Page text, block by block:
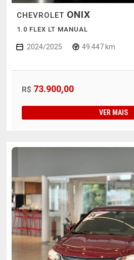
CHEVROLET ONIX
1.0 FLEX LT MANUAL
2024/2025 49.447 km
R$ 73.900,00
VER MAIS